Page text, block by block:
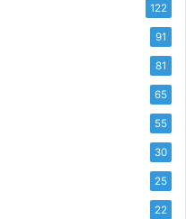
122
91
81
65
55
30
25
22